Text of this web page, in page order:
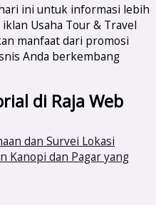
ini untuk informasi lebih
Usaha Tour & Travel
manfaat dari promosi
Anda berkembang
di Raja Web